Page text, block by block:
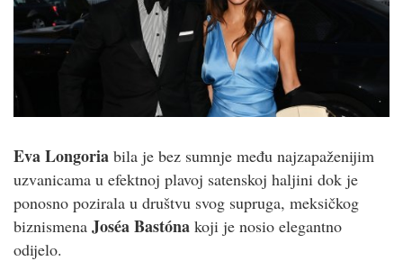
Eva Longoria bila je bez sumnje među najzapaženijim
uzvanicama u efektnoj plavoj satenskoj haljini dok je
ponosno pozirala u društvu svog supruga, meksičkog
biznismena Joséa Bastóna koji je nosio elegantno
odijelo.